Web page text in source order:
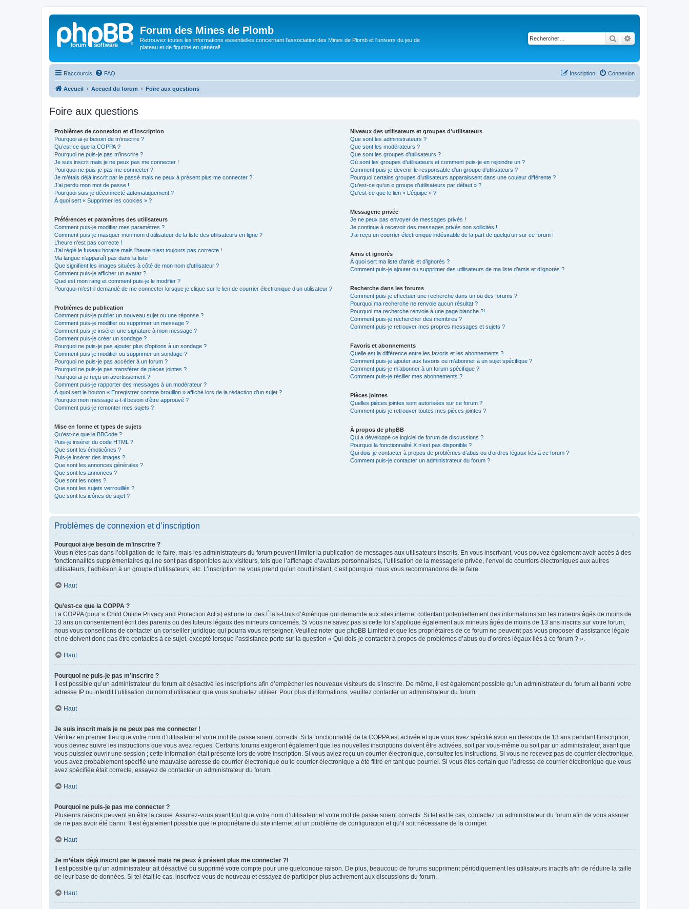
Forum des Mines de Plomb
Retrouvez toutes les informations essentielles concernant l'association des Mines de Plomb et l'univers du jeu de
plateau et de figurine en général!
Rechercher
Raccourcis FAQ Connexion
Inscription
Accueil Accueil du forum Foire aux questions
Foire aux questions
Problèmes de connexion et d’inscription
Pourquoi ai-je besoin de m’inscrire ?
Qu’est-ce que la COPPA ?
Pourquoi ne puis-je pas m’inscrire ?
Je suis inscrit mais je ne peux pas me connecter !
Pourquoi ne puis-je pas me connecter ?
Je m’étais déjà inscrit par le passé mais ne peux à présent plus me connecter ?!
J’ai perdu mon mot de passe !
Pourquoi suis-je déconnecté automatiquement ?
À quoi sert « Supprimer les cookies » ?
Préférences et paramètres des utilisateurs
Comment puis-je modifier mes paramètres ?
Comment puis-je masquer mon nom d’utilisateur de la liste des utilisateurs en ligne ?
L’heure n’est pas correcte !
J’ai réglé le fuseau horaire mais l’heure n’est toujours pas correcte !
Ma langue n’apparaît pas dans la liste !
Que signifient les images situées à côté de mon nom d’utilisateur ?
Comment puis-je afficher un avatar ?
Quel est mon rang et comment puis-je le modifier ?
Pourquoi m’est-il demandé de me connecter lorsque je clique sur le lien de courrier électronique d’un utilisateur ?
Problèmes de publication
Comment puis-je publier un nouveau sujet ou une réponse ?
Comment puis-je modifier ou supprimer un message ?
Comment puis-je insérer une signature à mon message ?
Comment puis-je créer un sondage ?
Pourquoi ne puis-je pas ajouter plus d’options à un sondage ?
Comment puis-je modifier ou supprimer un sondage ?
Pourquoi ne puis-je pas accéder à un forum ?
Pourquoi ne puis-je pas transférer de pièces jointes ?
Pourquoi ai-je reçu un avertissement ?
Comment puis-je rapporter des messages à un modérateur ?
À quoi sert le bouton « Enregistrer comme brouillon » affiché lors de la rédaction d’un sujet ?
Pourquoi mon message a-t-il besoin d’être approuvé ?
Comment puis-je remonter mes sujets ?
Mise en forme et types de sujets
Qu’est-ce que le BBCode ?
Puis-je insérer du code HTML ?
Que sont les émoticônes ?
Puis-je insérer des images ?
Que sont les annonces générales ?
Que sont les annonces ?
Que sont les notes ?
Que sont les sujets verrouillés ?
Que sont les icônes de sujet ?
Niveaux des utilisateurs et groupes d’utilisateurs
Que sont les administrateurs ?
Que sont les modérateurs ?
Que sont les groupes d’utilisateurs ?
Où sont les groupes d’utilisateurs et comment puis-je en rejoindre un ?
Comment puis-je devenir le responsable d’un groupe d’utilisateurs ?
Pourquoi certains groupes d’utilisateurs apparaissent dans une couleur différente ?
Qu’est-ce qu’un « groupe d’utilisateurs par défaut » ?
Qu’est-ce que le lien « L’équipe » ?
Messagerie privée
Je ne peux pas envoyer de messages privés !
Je continue à recevoir des messages privés non sollicités !
J’ai reçu un courrier électronique indésirable de la part de quelqu’un sur ce forum !
Amis et ignorés
À quoi sert ma liste d’amis et d’ignorés ?
Comment puis-je ajouter ou supprimer des utilisateurs de ma liste d’amis et d’ignorés ?
Recherche dans les forums
Comment puis-je effectuer une recherche dans un ou des forums ?
Pourquoi ma recherche ne renvoie aucun résultat ?
Pourquoi ma recherche renvoie à une page blanche ?!
Comment puis-je rechercher des membres ?
Comment puis-je retrouver mes propres messages et sujets ?
Favoris et abonnements
Quelle est la différence entre les favoris et les abonnements ?
Comment puis-je ajouter aux favoris ou m’abonner à un sujet spécifique ?
Comment puis-je m’abonner à un forum spécifique ?
Comment puis-je résilier mes abonnements ?
Pièces jointes
Quelles pièces jointes sont autorisées sur ce forum ?
Comment puis-je retrouver toutes mes pièces jointes ?
À propos de phpBB
Qui a développé ce logiciel de forum de discussions ?
Pourquoi la fonctionnalité X n’est pas disponible ?
Qui dois-je contacter à propos de problèmes d’abus ou d’ordres légaux liés à ce forum ?
Comment puis-je contacter un administrateur du forum ?
Problèmes de connexion et d’inscription
Pourquoi ai-je besoin de m’inscrire ?
Vous n’êtes pas dans l’obligation de le faire, mais les administrateurs du forum peuvent limiter la publication de messages aux utilisateurs inscrits. En vous inscrivant, vous pouvez également avoir accès à des
fonctionnalités supplémentaires qui ne sont pas disponibles aux visiteurs, tels que l’affichage d’avatars personnalisés, l’utilisation de la messagerie privée, l’envoi de courriers électroniques aux autres
utilisateurs, l’adhésion à un groupe d’utilisateurs, etc. L’inscription ne vous prend qu’un court instant, c’est pourquoi nous vous recommandons de le faire.
Haut
Qu’est-ce que la COPPA ?
La COPPA (pour « Child Online Privacy and Protection Act ») est une loi des États-Unis d’Amérique qui demande aux sites internet collectant potentiellement des informations sur les mineurs âgés de moins de
13 ans un consentement écrit des parents ou des tuteurs légaux des mineurs concernés. Si vous ne savez pas si cette loi s’applique également aux mineurs âgés de moins de 13 ans inscrits sur votre forum,
nous vous conseillons de contacter un conseiller juridique qui pourra vous renseigner. Veuillez noter que phpBB Limited et que les propriétaires de ce forum ne peuvent pas vous proposer d’assistance légale
et ne doivent donc pas être contactés à ce sujet, excepté lorsque l’assistance porte sur la question « Qui dois-je contacter à propos de problèmes d’abus ou d’ordres légaux liés à ce forum ? ».
Haut
Pourquoi ne puis-je pas m’inscrire ?
Il est possible qu’un administrateur du forum ait désactivé les inscriptions afin d’empêcher les nouveaux visiteurs de s’inscrire. De même, il est également possible qu’un administrateur du forum ait banni votre
adresse IP ou interdit l’utilisation du nom d’utilisateur que vous souhaitez utiliser. Pour plus d’informations, veuillez contacter un administrateur du forum.
Haut
Je suis inscrit mais je ne peux pas me connecter !
Vérifiez en premier lieu que votre nom d’utilisateur et votre mot de passe soient corrects. Si la fonctionnalité de la COPPA est activée et que vous avez spécifié avoir en dessous de 13 ans pendant l’inscription,
vous devrez suivre les instructions que vous avez reçues. Certains forums exigeront également que les nouvelles inscriptions doivent être activées, soit par vous-même ou soit par un administrateur, avant que
vous puissiez ouvrir une session ; cette information était présente lors de votre inscription. Si vous aviez reçu un courrier électronique, consultez les instructions. Si vous ne recevez pas de courrier électronique,
vous avez probablement spécifié une mauvaise adresse de courrier électronique ou le courrier électronique a été filtré en tant que pourriel. Si vous êtes certain que l’adresse de courrier électronique que vous
avez spécifiée était correcte, essayez de contacter un administrateur du forum.
Haut
Pourquoi ne puis-je pas me connecter ?
Plusieurs raisons peuvent en être la cause. Assurez-vous avant tout que votre nom d’utilisateur et votre mot de passe soient corrects. Si tel est le cas, contactez un administrateur du forum afin de vous assurer
de ne pas avoir été banni. Il est également possible que le propriétaire du site internet ait un problème de configuration et qu’il soit nécessaire de la corriger.
Haut
Je m’étais déjà inscrit par le passé mais ne peux à présent plus me connecter ?!
Il est possible qu’un administrateur ait désactivé ou supprimé votre compte pour une quelconque raison. De plus, beaucoup de forums suppriment périodiquement les utilisateurs inactifs afin de réduire la taille
de leur base de données. Si tel était le cas, inscrivez-vous de nouveau et essayez de participer plus activement aux discussions du forum.
Haut